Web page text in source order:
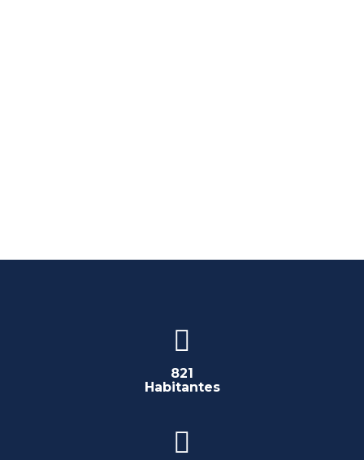
821
Habitantes